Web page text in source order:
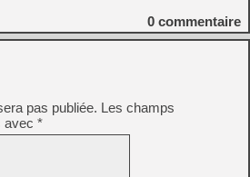
0 commentaire
pas publiée. Les champs
avec *